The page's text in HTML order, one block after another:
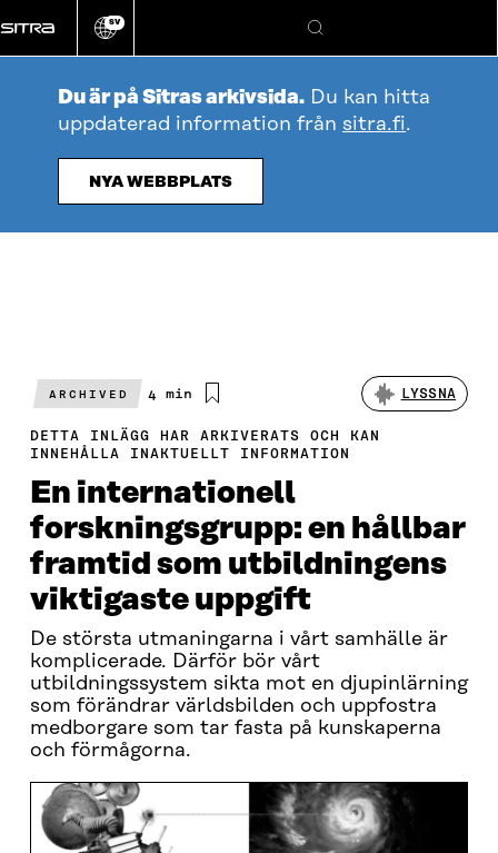
direkt
till
Ändra
språk
SV
Sök
Du är på Sitras arkivsida. Du kan hitta
uppdaterad information från sitra.fi.
NYA WEBBPLATS
ARCHIVED
Beräknad
4 min LYSSNA
DETTA INLÄGG HAR ARKIVERATS OCH KAN
INNEHÅLLA INAKTUELLT INFORMATION
En internationell
forskningsgrupp: en hållbar
framtid som utbildningens
viktigaste uppgift
De största utmaningarna i vårt samhälle är
komplicerade. Därför bör vårt
utbildningssystem sikta mot en djupinlärning
som förändrar världsbilden och uppfostra
medborgare som tar fasta på kunskaperna
och förmågorna.